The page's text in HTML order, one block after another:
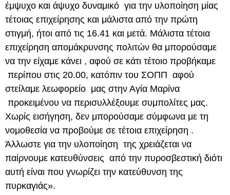
έμψυχο και άψυχο δυναμικό για την υλοποίηση μίας
τέτοιας επιχείρησης και μάλιστα από την πρώτη
στιγμή, ήτοι από τις 16.41 και μετά. Μάλιστα τέτοια
επιχείρηση απομάκρυνσης πολιτών θα μπορούσαμε
να την είχαμε κάνει , αφού σε κάτι τέτοιο προβήκαμε
περίπου στις 20.00, κατόπιν του ΣΟΠΠ αφού
στείλαμε λεωφορείο μας στην Αγία Μαρίνα
προκειμένου να περισυλλέξουμε συμπολίτες μας.
Χωρίς εισήγηση, δεν μπορούσαμε σύμφωνα με τη
νομοθεσία να προβούμε σε τέτοια επιχείρηση .
Άλλωστε για την υλοποίηση της χρειάζεται να
παίρνουμε κατευθύνσεις από την πυροσβεστική διότι
αυτή είναι που γνωρίζει την κατεύθυνση της
πυρκαγιάς».